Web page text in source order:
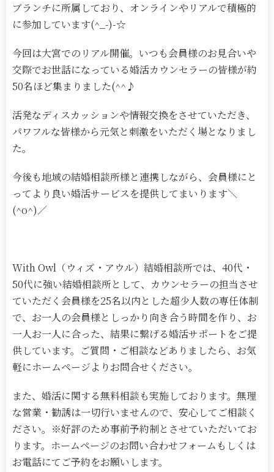
ブランチに所属しており、オンラインやリアルで積極的
に参加しています(^_-)-☆
今回は大宮でのリアル開催。いつも会員様のお見合いや
交際でお世話になっている婚活カウンセラーの皆様が約
50名ほど集まりました(^^♪
活発なディスカッションや情報交換をさせていただき、
パワフルな皆様から元気と刺激をいただく場となりまし
た。
今後も地域の結婚相談所様と連携しながら、会員様にと
ってより良い婚活サービスを提供してまいります＼
(^o^)／
With Owl（ウィズ・アウル）結婚相談所では、40代・
50代に強い結婚相談所として、カウンセラーの担当させ
ていただく会員様を25名以内とした超少人数の専任体制
で、お一人の会員様としっかり向き合う時間を作り、お
一人お一人に合った、結果に繋げる婚活サポートをご提
供しています。ご質問・ご相談などありましたら、お気
軽にホームページよりお問合せください。
また、婚活に関する無料相談も実施しております。無理
な営業・勧誘は一切行いませんので、安心してご相談く
ださい。※好評のため事前予約制とさせていただいてお
ります。ホームページのお問い合わせフォームもしくは
お電話にてご予約をお願いします。